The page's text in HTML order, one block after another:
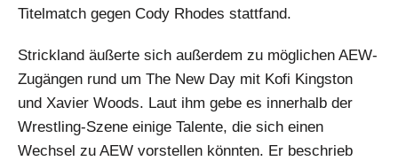
Titelmatch gegen Cody Rhodes stattfand.
Strickland äußerte sich außerdem zu möglichen AEW-
Zugängen rund um The New Day mit Kofi Kingston
und Xavier Woods. Laut ihm gebe es innerhalb der
Wrestling-Szene einige Talente, die sich einen
Wechsel zu AEW vorstellen könnten. Er beschrieb